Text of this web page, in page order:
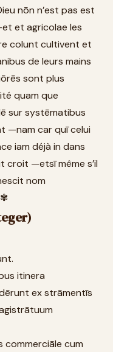
nōn n’est pas est
et agricolae les
colunt cultivent et
de leurs mains
sont plus
quam que
sur systēmatibus
—nam car quī celui
iam déjà in dans
croit —etsī même s’il
nom
itinera
ex strāmentīs
commerciāle cum